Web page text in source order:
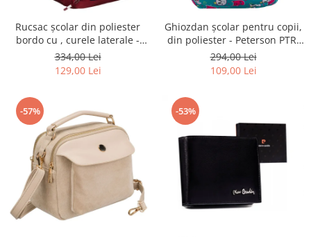
Rucsac școlar din poliester
bordo cu , curele laterale -
Peterson PTR-PTN 8594-1402
BORDO
334,00 Lei
129,00 Lei
Ghiozdan școlar pentru copii,
din poliester - Peterson PTR-
PTN BIEDRONKA G28
294,00 Lei
109,00 Lei
-57% -53%